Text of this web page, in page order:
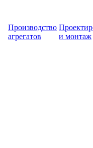
Производство
агрегатов
и монтаж